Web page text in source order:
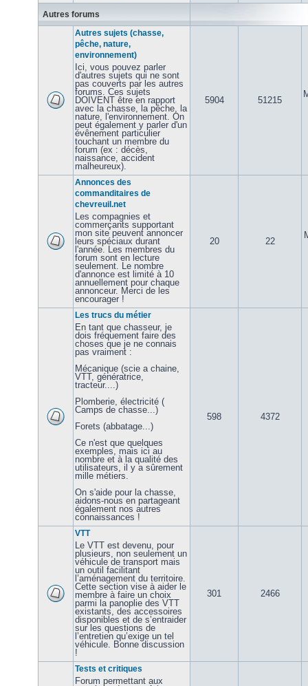
Autres forums
Autres sujets (chasse,
pêche, nature,
environnement)
Ici, vous pouvez parler
d'autres sujets qui ne sont
pas couverts par les autres
forums. Ces sujets
DOIVENT être en rapport
avec la chasse, la pêche, la
nature, l'environnement. On
peut également y parler d'un
évênement particulier
touchant un membre du
forum (ex : décès,
naissance, accident
malheureux).
5904 51215
Annonces des
commanditaires de
chevreuil.net
Les compagnies et
commerçants supportant
mon site peuvent annoncer
leurs spéciaux durant
l'année. Les membres du
forum sont en lecture
seulement. Le nombre
d'annonce est limité à 10
annuellement pour chaque
annonceur. Merci de les
encourager !
20 22
Les trucs du métier
En tant que chasseur, je
dois fréquement faire des
choses que je ne connais
pas vraiment :
Mécanique (scie a chaine,
VTT, génératrice,
tracteur....)
Plomberie, électricité (
Camps de chasse...)
Forets (abbatage...)
Ce n'est que quelques
exemples, mais ici au
nombre et à la qualité des
utilisateurs, il y a sûrement
mille métiers.
On s'aide pour la chasse,
aidons-nous en partageant
également nos autres
connaissances !
598 4372
VTT
Le VTT est devenu, pour
plusieurs, non seulement un
véhicule de transport mais
un outil facilitant
l’aménagement du territoire.
Cette section vise à aider le
membre à faire un choix
parmi la panoplie des VTT
existants, des accessoires
disponibles et de s’entraider
sur les questions de
l’entretien qu’exige un tel
véhicule. Bonne discussion
!
301 2466
Tests et critiques
Forum permettant aux